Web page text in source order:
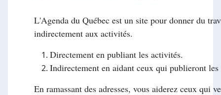
L'Agenda du Québec est un site pour donner du
indirectement aux activités.
Directement en publiant les activités.
Indirectement en aidant ceux qui publieront
En ramassant des adresses, vous aiderez ceux qui